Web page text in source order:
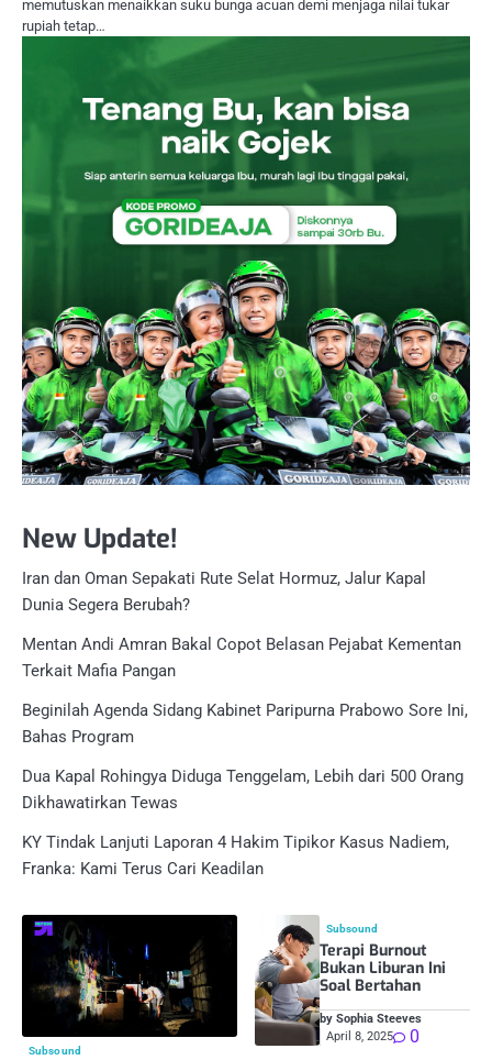
memutuskan menaikkan suku bunga acuan demi menjaga nilai tukar
rupiah tetap…
New Update!
Iran dan Oman Sepakati Rute Selat Hormuz, Jalur Kapal
Dunia Segera Berubah?
Mentan Andi Amran Bakal Copot Belasan Pejabat Kementan
Terkait Mafia Pangan
Beginilah Agenda Sidang Kabinet Paripurna Prabowo Sore Ini,
Bahas Program
Dua Kapal Rohingya Diduga Tenggelam, Lebih dari 500 Orang
Dikhawatirkan Tewas
KY Tindak Lanjuti Laporan 4 Hakim Tipikor Kasus Nadiem,
Franka: Kami Terus Cari Keadilan
Subsound
Subsound
Terapi Burnout
Bukan Liburan Ini
Soal Bertahan
by Sophia Steeves
April 8, 2025
0